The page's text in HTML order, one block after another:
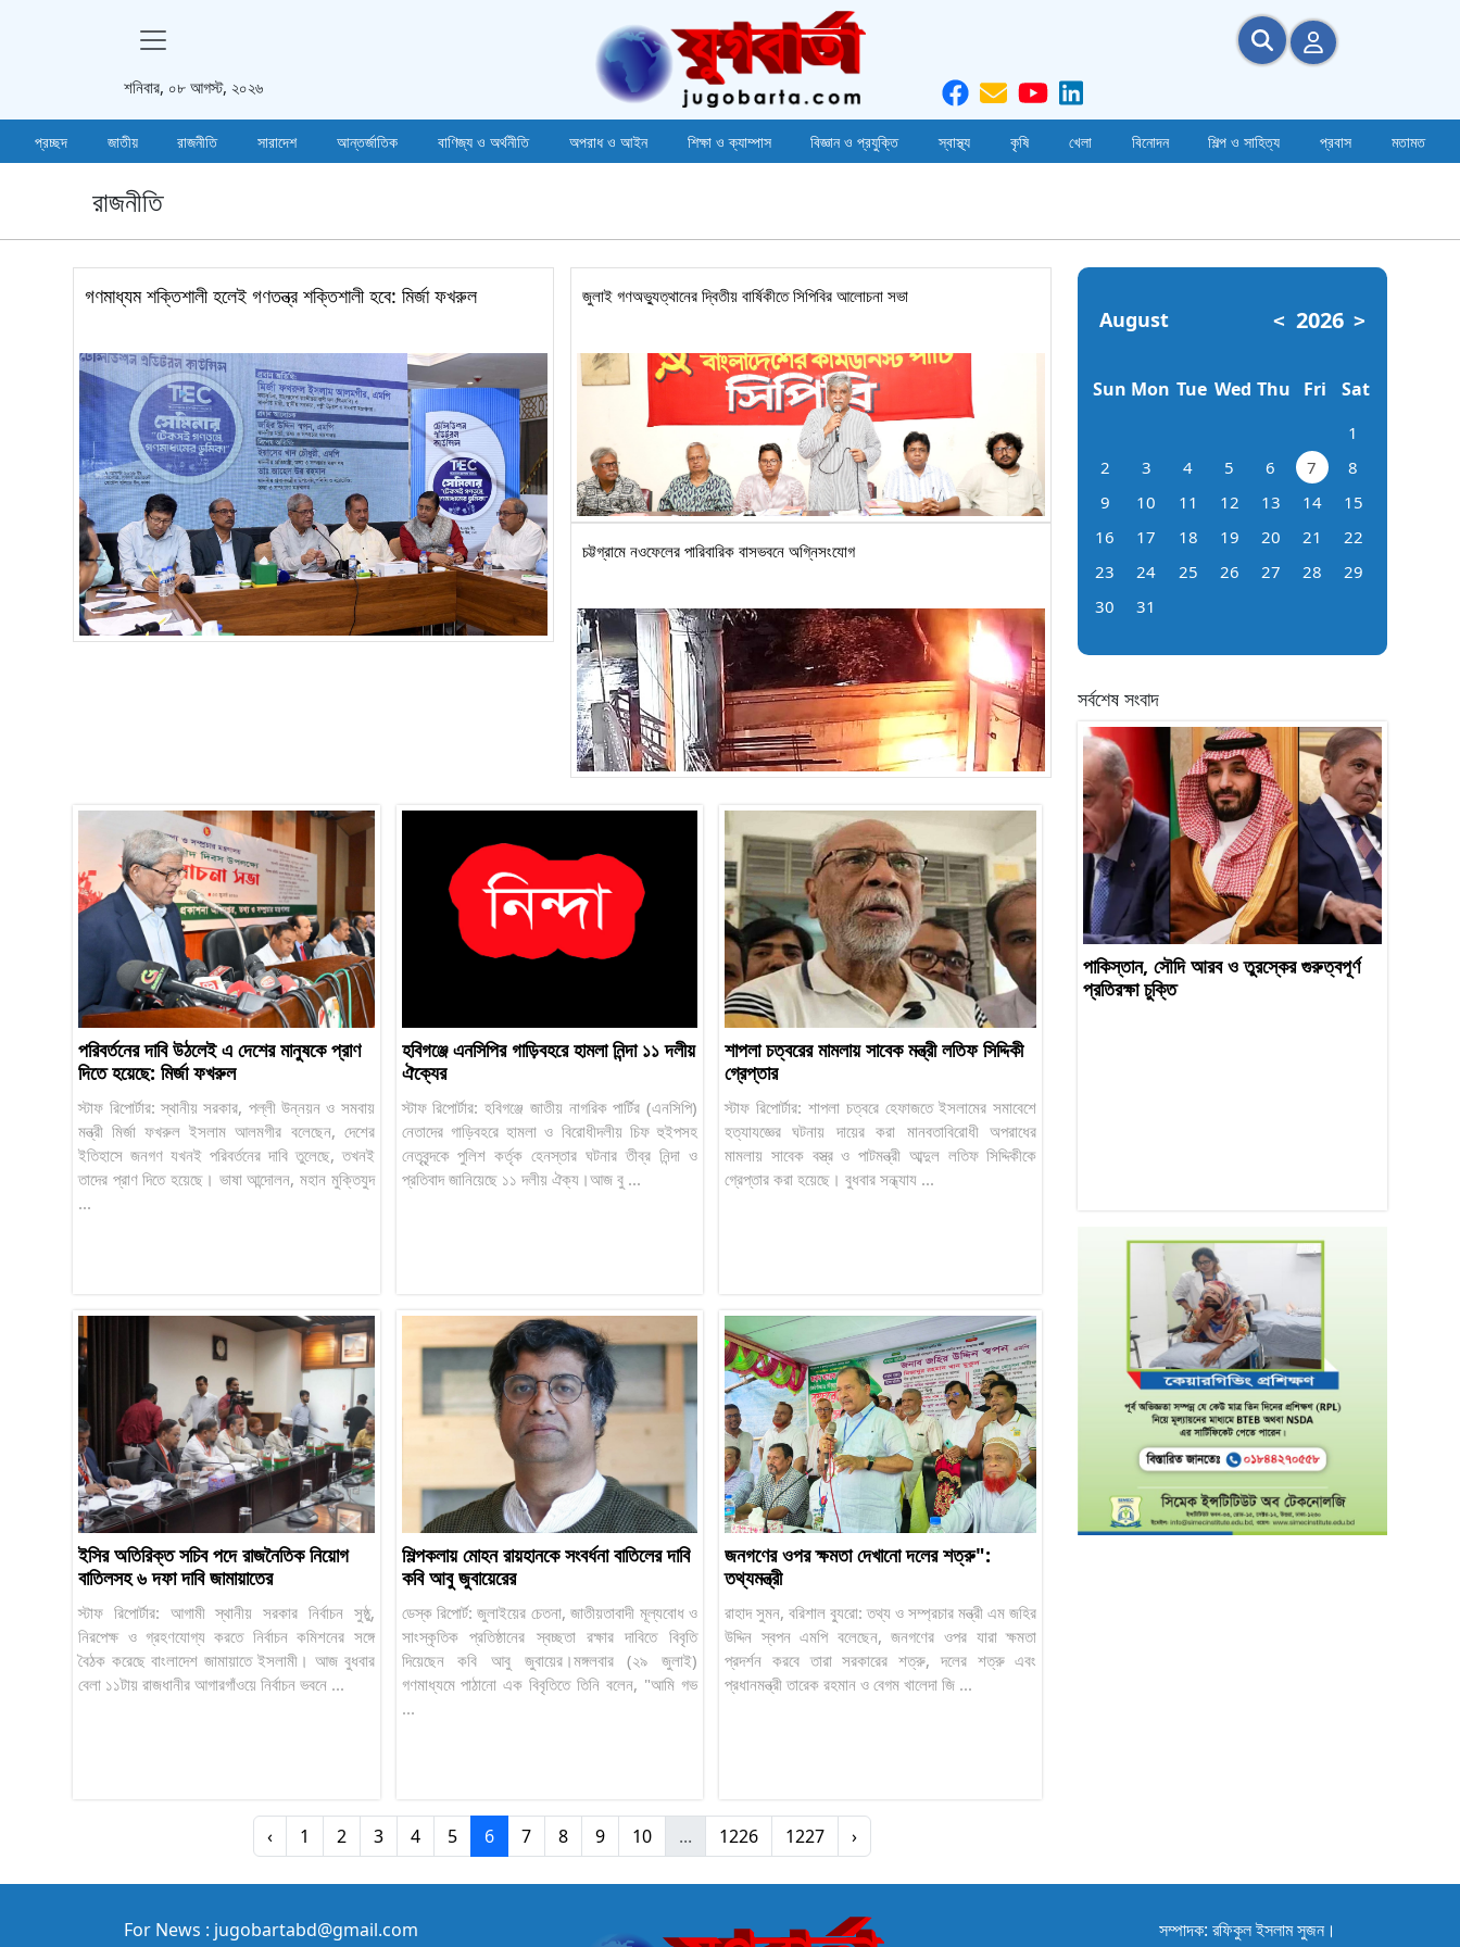
শনিবার, ০৮ আগস্ট, ২০২৬
প্রচ্ছদ জাতীয় রাজনীতি সারাদেশ আন্তর্জাতিক বাণিজ্য ও অর্থনীতি অপরাধ ও আইন শিক্ষা ও ক্যাম্পাস বিজ্ঞান ও প্রযুক্তি স্বাস্থ্য কৃষি খেলা বিনোদন শিল্প ও সাহিত্য প্রবাস মতামত
রাজনীতি
গণমাধ্যম শক্তিশালী হলেই গণতন্ত্র শক্তিশালী হবে: মির্জা ফখরুল জুলাই গণঅভ্যুত্থানের দ্বিতীয় বার্ষিকীতে সিপিবির আলোচনা সভা
চট্টগ্রামে নওফেলের পারিবারিক বাসভবনে অগ্নিসংযোগ
পরিবর্তনের দাবি উঠলেই এ দেশের মানুষকে প্রাণ
দিতে হয়েছে: মির্জা ফখরুল
স্টাফ রিপোর্টার: স্থানীয় সরকার, পল্লী উন্নয়ন ও সমবায়
মন্ত্রী মির্জা ফখরুল ইসলাম আলমগীর বলেছেন, দেশের
ইতিহাসে জনগণ যখনই পরিবর্তনের দাবি তুলেছে, তখনই
তাদের প্রাণ দিতে হয়েছে। ভাষা আন্দোলন, মহান মুক্তিযুদ
...
হবিগঞ্জে এনসিপির গাড়িবহরে হামলা নিন্দা ১১ দলীয়
ঐক্যের
স্টাফ রিপোর্টার: হবিগঞ্জে জাতীয় নাগরিক পার্টির (এনসিপি)
নেতাদের গাড়িবহরে হামলা ও বিরোধীদলীয় চিফ হুইপসহ
নেতৃবৃন্দকে পুলিশ কর্তৃক হেনস্তার ঘটনার তীব্র নিন্দা ও
প্রতিবাদ জানিয়েছে ১১ দলীয় ঐক্য।আজ বু ...
শাপলা চত্বরের মামলায় সাবেক মন্ত্রী লতিফ সিদ্দিকী
গ্রেপ্তার
স্টাফ রিপোর্টার: শাপলা চত্বরে হেফাজতে ইসলামের সমাবেশে
হত্যাযজ্ঞের ঘটনায় দায়ের করা মানবতাবিরোধী অপরাধের
মামলায় সাবেক বস্ত্র ও পাটমন্ত্রী আব্দুল লতিফ সিদ্দিকীকে
গ্রেপ্তার করা হয়েছে। বুধবার সন্ধ্যায ...
ইসির অতিরিক্ত সচিব পদে রাজনৈতিক নিয়োগ
বাতিলসহ ৬ দফা দাবি জামায়াতের
স্টাফ রিপোর্টার: আগামী স্থানীয় সরকার নির্বাচন সুষ্ঠু,
নিরপেক্ষ ও গ্রহণযোগ্য করতে নির্বাচন কমিশনের সঙ্গে
বৈঠক করেছে বাংলাদেশ জামায়াতে ইসলামী। আজ বুধবার
বেলা ১১টায় রাজধানীর আগারগাঁওয়ে নির্বাচন ভবনে ...
শিল্পকলায় মোহন রায়হানকে সংবর্ধনা বাতিলের দাবি
কবি আবু জুবায়েরের
ডেস্ক রিপোর্ট: জুলাইয়ের চেতনা, জাতীয়তাবাদী মূল্যবোধ ও
সাংস্কৃতিক প্রতিষ্ঠানের স্বচ্ছতা রক্ষার দাবিতে বিবৃতি
দিয়েছেন কবি আবু জুবায়ের।মঙ্গলবার (২৯ জুলাই)
গণমাধ্যমে পাঠানো এক বিবৃতিতে তিনি বলেন, "আমি গভ
...
জনগণের ওপর ক্ষমতা দেখানো দলের শত্রু":
তথ্যমন্ত্রী
রাহাদ সুমন, বরিশাল ব্যুরো: তথ্য ও সম্প্রচার মন্ত্রী এম জহির
উদ্দিন স্বপন এমপি বলেছেন, জনগণের ওপর যারা ক্ষমতা
প্রদর্শন করবে তারা সরকারের শত্রু, দলের শত্রু এবং
প্রধানমন্ত্রী তারেক রহমান ও বেগম খালেদা জি ...
‹ 1 2 3 4 5 6 7 8 9 10 ... 1226 1227 ›
August < 2026 >
Sun Mon Tue Wed Thu Fri Sat
1
2
3 4 5 6 7
8
9
10 11 12 13 14
15
16
17 18 19 20 21
22
23
24 25 26 27 28
29
30
31
সর্বশেষ সংবাদ
পাকিস্তান, সৌদি আরব ও তুরস্কের গুরুত্বপূর্ণ
প্রতিরক্ষা চুক্তি
For News : jugobartabd@gmail.com সম্পাদক: রফিকুল ইসলাম সুজন।